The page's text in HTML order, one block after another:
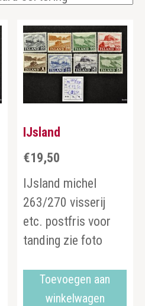
IJsland
€19,50
IJsland michel
263/270 visserij
etc. postfris voor
tanding zie foto
Toevoegen aan
winkelwagen